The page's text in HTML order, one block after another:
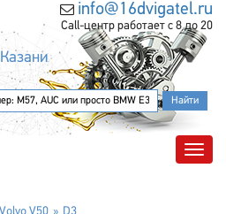
info@16dvigatel.ru
Call-центр работает с 8 до 20